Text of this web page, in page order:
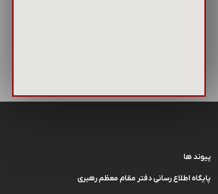
پیوند ها
پایگاه اطلاع رسانی دفتر مقام معظم رهبری